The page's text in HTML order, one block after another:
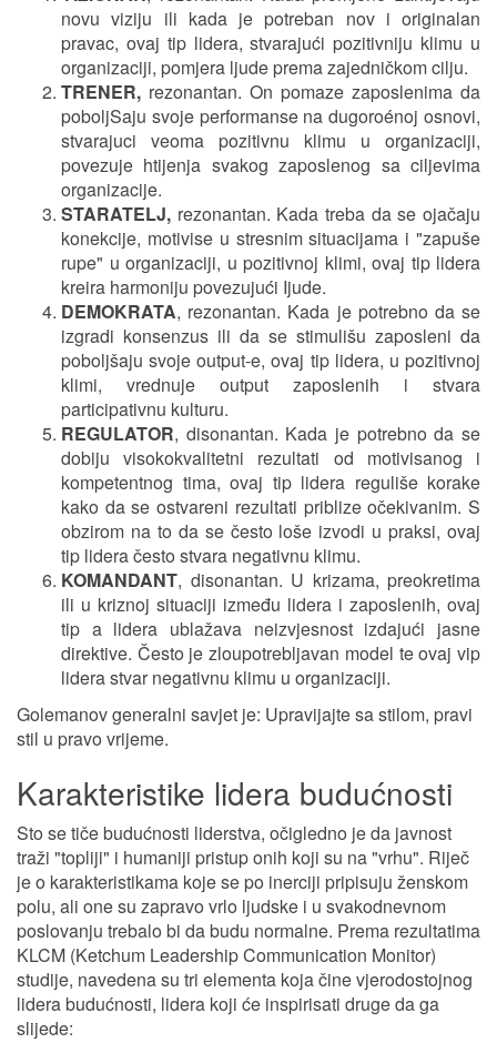
novu viziju ili kada je potreban nov i originalan
pravac, ovaj tip lidera, stvarajući pozitivniju klimu u
organizaciji, pomjera ljude prema zajedničkom cilju.
TRENER, rezonantan. On pomaze zaposlenima da
poboljSaju svoje performanse na dugoroénoj osnovi,
stvarajuci veoma pozitivnu klimu u organizaciji,
povezuje htijenja svakog zaposlenog sa ciljevima
organizacije.
STARATELJ, rezonantan. Kada treba da se ojačaju
konekcije, motivise u stresnim situacijama i "zapuše
rupe" u organizaciji, u pozitivnoj klimi, ovaj tip lidera
kreira harmoniju povezujući Ijude.
DEMOKRATA, rezonantan. Kada je potrebno da se
izgradi konsenzus ili da se stimulišu zaposleni da
poboljšaju svoje output-e, ovaj tip lidera, u pozitivnoj
klimi, vrednuje output zaposlenih i stvara
participativnu kulturu.
REGULATOR, disonantan. Kada je potrebno da se
dobiju visokokvalitetni rezultati od motivisanog i
kompetentnog tima, ovaj tip lidera reguliše korake
kako da se ostvareni rezultati priblize očekivanim. S
obzirom na to da se često loše izvodi u praksi, ovaj
tip lidera često stvara negativnu klimu.
KOMANDANT, disonantan. U krizama, preokretima
ili u kriznoj situaciji između lidera i zaposlenih, ovaj
tip a lidera ublažava neizvjesnost izdajući jasne
direktive. Često je zloupotrebljavan model te ovaj vip
lidera stvar negativnu klimu u organizaciji.
Golemanov generalni savjet je: Upravijajte sa stilom, pravi
stil u pravo vrijeme.
Karakteristike lidera budućnosti
Sto se tiče budućnosti liderstva, očigledno je da javnost
traži "topliji" i humaniji pristup onih koji su na "vrhu". Riječ
je o karakteristikama koje se po inerciji pripisuju ženskom
polu, ali one su zapravo vrlo ljudske i u svakodnevnom
poslovanju trebalo bi da budu normalne. Prema rezultatima
KLCM (Ketchum Leadership Communication Monitor)
studije, navedena su tri elementa koja čine vjerodostojnog
lidera budućnosti, lidera koji će inspirisati druge da ga
slijede: